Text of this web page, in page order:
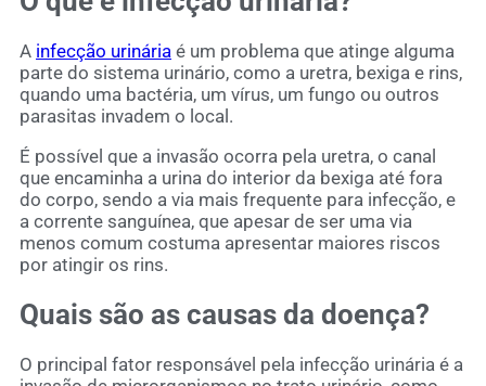
A infecção urinária é um problema que atinge alguma
parte do sistema urinário, como a uretra, bexiga e rins,
quando uma bactéria, um vírus, um fungo ou outros
parasitas invadem o local.
É possível que a invasão ocorra pela uretra, o canal
que encaminha a urina do interior da bexiga até fora
do corpo, sendo a via mais frequente para infecção, e
a corrente sanguínea, que apesar de ser uma via
menos comum costuma apresentar maiores riscos
por atingir os rins.
Quais são as causas da doença?
O principal fator responsável pela infecção urinária é a